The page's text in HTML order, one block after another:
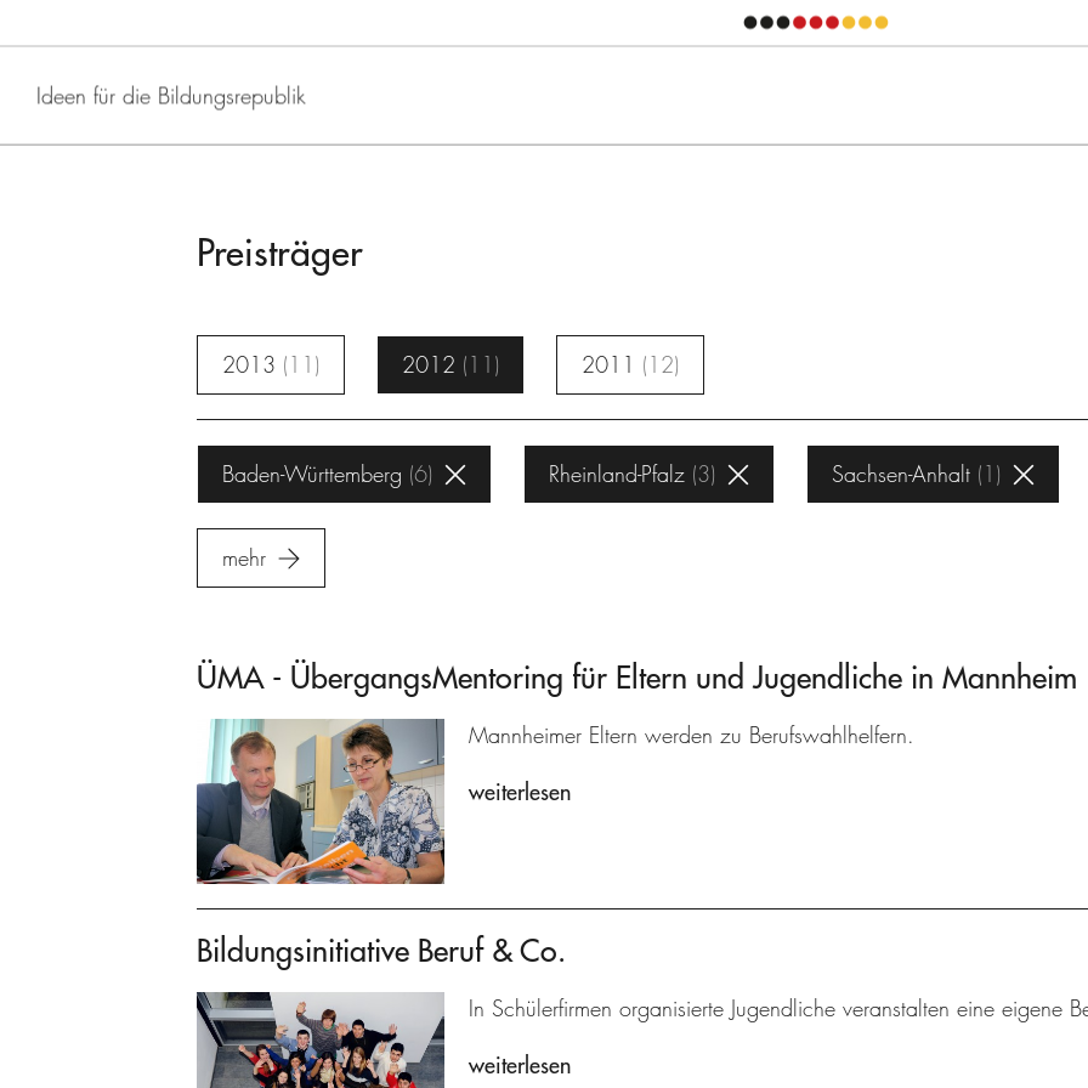
Ideen für die Bildungsrepublik
Preisträger
2013 11 2012 11 2011 12
Baden-Württemberg 6 Rheinland-Pfalz 3 Sachsen-Anhalt 1
mehr
ÜMA - ÜbergangsMentoring für Eltern und Jugendliche in Mannheim
Mannheimer Eltern werden zu Berufswahlhelfern.
weiterlesen
Bildungsinitiative Beruf & Co.
In Schülerfirmen organisierte Jugendliche veranstalten eine eigene
weiterlesen